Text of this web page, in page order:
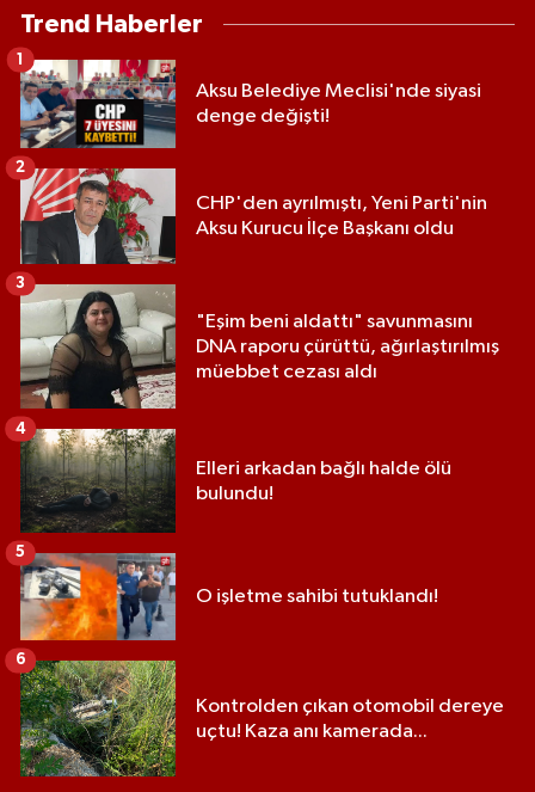
Trend Haberler
Aksu Belediye Meclisi'nde siyasi
denge değişti!
1
CHP'den ayrılmıştı, Yeni Parti'nin
Aksu Kurucu İlçe Başkanı oldu
2
"Eşim beni aldattı" savunmasını
DNA raporu çürüttü, ağırlaştırılmış
müebbet cezası aldı
3
Elleri arkadan bağlı halde ölü
bulundu!
4
O işletme sahibi tutuklandı!
5
Kontrolden çıkan otomobil dereye
uçtu! Kaza anı kamerada...
6